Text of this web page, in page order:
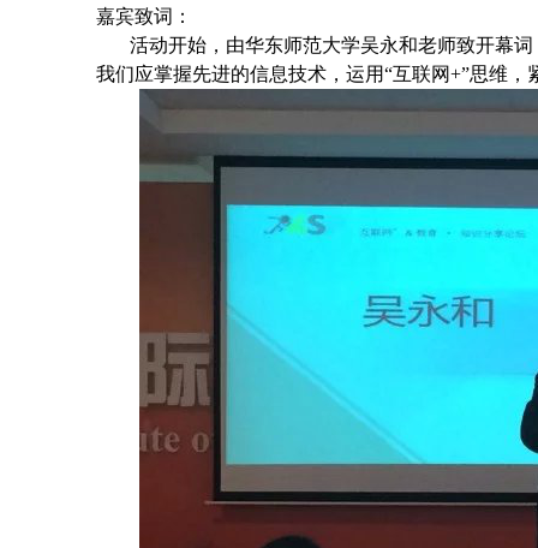
嘉宾致词：
活动开始，由华东师范大学吴永和老师致开幕词
我们应掌握先进的信息技术，运用“互联网+”思维，